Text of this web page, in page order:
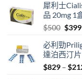
was:
$500.
犀利士
品 20mg 1
$500
was:
$500.
$399
必利勁
達泊西汀
$829 – $